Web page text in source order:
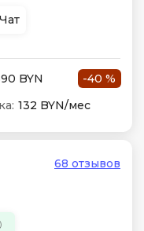
Чат
BYN
-40 %
132 BYN/мес
68 отзывов